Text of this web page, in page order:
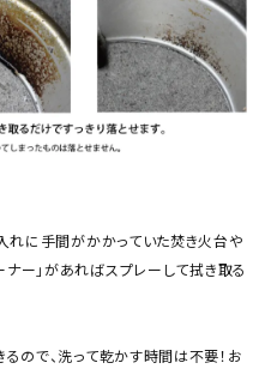
れに手間がかかっていた焚き火台や
ナー」があればスプレーして拭き取る
ので、洗って乾かす時間は不要！お